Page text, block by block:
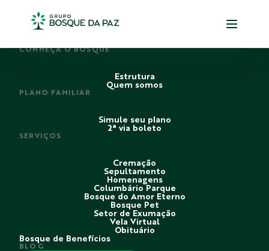
CONHEÇA O BOSQUE
Estrutura
Quem somos
PLANO FAMILIAR
Simule seu plano
2ª via boleto
SERVIÇOS
Cremação
Sepultamento
Homenagens
Columbário Parque
Bosque do Amor Eterno
Bosque Pet
Setor de Exumação
Vela Virtual
Obituário
Bosque de Benefícios
BLOG